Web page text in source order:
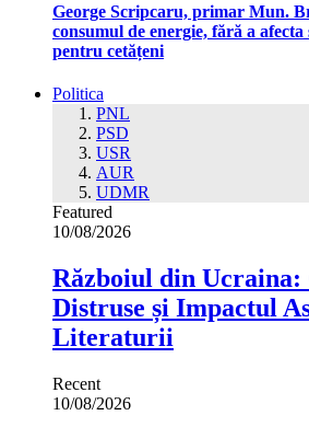
George Scripcaru, primar Mun.
consumul de energie, fără a
pentru cetățeni
Politica
PNL
PSD
USR
AUR
UDMR
Featured
10/08/2026
Războiul din
Distruse și Impactul
Literaturii
Recent
10/08/2026